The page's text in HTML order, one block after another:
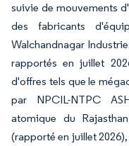
suivie de mouvements
des fabricants
Walchandnagar
rapportés en juillet
d'offres tels que le
par NPCIL-NTPC
atomique du
(rapporté en juillet